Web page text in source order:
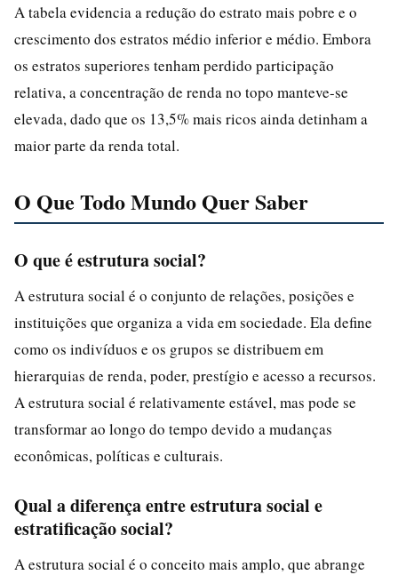
A tabela evidencia a redução do estrato mais pobre e o
crescimento dos estratos médio inferior e médio. Embora
os estratos superiores tenham perdido participação
relativa, a concentração de renda no topo manteve-se
elevada, dado que os 13,5% mais ricos ainda detinham a
maior parte da renda total.
O Que Todo Mundo Quer Saber
O que é estrutura social?
A estrutura social é o conjunto de relações, posições e
instituições que organiza a vida em sociedade. Ela define
como os indivíduos e os grupos se distribuem em
hierarquias de renda, poder, prestígio e acesso a recursos.
A estrutura social é relativamente estável, mas pode se
transformar ao longo do tempo devido a mudanças
econômicas, políticas e culturais.
Qual a diferença entre estrutura social e
estratificação social?
A estrutura social é o conceito mais amplo, que abrange